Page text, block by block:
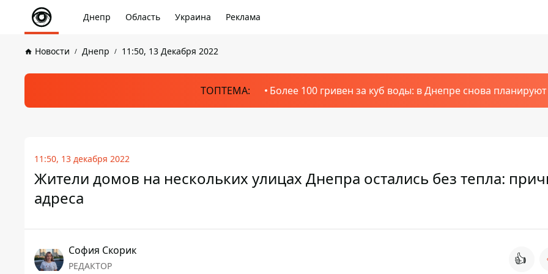
Днепр Область Украина Реклама
Новости Днепр 11:50, 13 Декабря 2022
ТОПТЕМА: Более 100 гривен за куб воды: в Днепре снова
11:50, 13 декабря 2022
Жители домов на нескольких улицах Днепра остались без тепла:
адреса
София Скорик
РЕДАКТОР 👍